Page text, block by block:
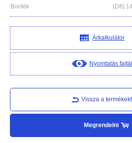
Boríték (D8)
Árkalkulátor
Nyomtatás fajtái
Vissza a
Megrendelni